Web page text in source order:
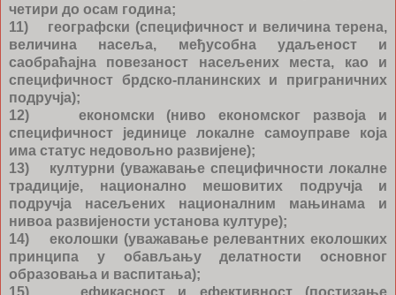
четири до осам година;
11) географски (специфичност и величина терена,
величина насеља, међусобна удаљеност и
саобраћајна повезаност насељених места, као и
специфичност брдско-планинских и приграничних
подручја);
12) економски (ниво економског развоја и
специфичност јединице локалне самоуправе која
има статус недовољно развијене);
13) културни (уважавање специфичности локалне
традиције, национално мешовитих подручја и
подручја насељених националним мањинама и
нивоа развијености установа културе);
14) еколошки (уважавање релевантних еколошких
принципа у обављању делатности основног
образовања и васпитања);
15) ефикасност и ефективност (постизање